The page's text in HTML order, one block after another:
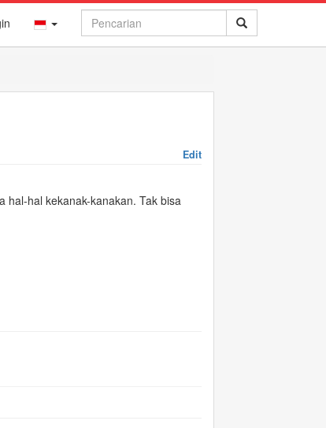
Edit
hal-hal kekanak-kanakan. Tak bisa